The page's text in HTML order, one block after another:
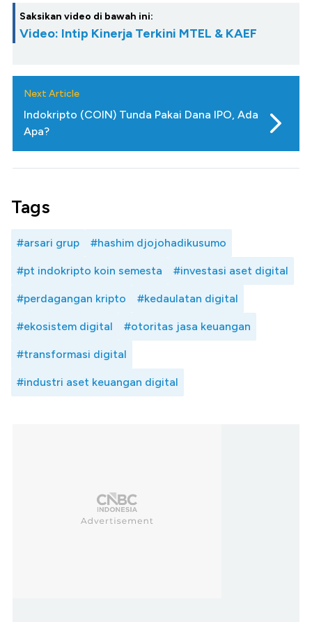
Saksikan video di bawah ini:
Video: Intip Kinerja Terkini MTEL & KAEF
Next Article
Indokripto (COIN) Tunda Pakai Dana IPO, Ada
Apa?
Tags
#arsari grup #hashim djojohadikusumo
#pt indokripto koin semesta #investasi aset digital
#perdagangan kripto #kedaulatan digital
#ekosistem digital #otoritas jasa keuangan
#transformasi digital
#industri aset keuangan digital